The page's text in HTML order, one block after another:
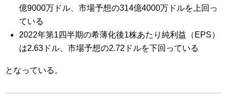
億9000万ドル、市場予想の314億4000万ドルを上回っ
ている
2022年第1四半期の希薄化後1株あたり純利益（EPS）
は2.63ドル、市場予想の2.72ドルを下回っている
となっている。